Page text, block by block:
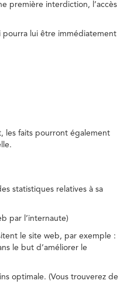
première interdiction, l’accès
pourra lui être immédiatement
les faits pourront également
statistiques relatives à sa
par l’internaute)
le site web, par exemple :
le but d’améliorer le
optimale. (Vous trouverez de